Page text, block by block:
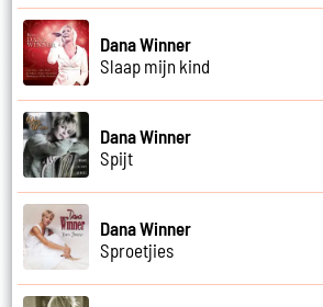
Dana Winner
Slaap mijn kind
Dana Winner
Spijt
Dana Winner
Sproetjies